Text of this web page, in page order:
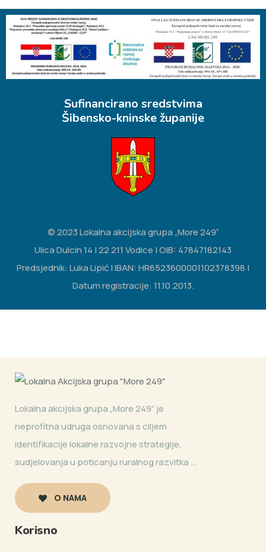
Sufinancirano sredstvima
Šibensko-kninske županije
© 2023 Lokalna akcijska grupa „More 249“
Ulica Dulcin 14 | 22 211 Vodice | OIB: 47847182143
Predsjednik: Luka Lipić | IBAN: HR6523600001102378398 |
Datum registracije: 11.10.2013.
Lokalna akcijska grupa „More 249” je
neprofitna udruga osnovana s ciljem
identifikacije lokalne razvojne strategije,
sudjelovanja u poticanju ruralnog razvitka ...
O NAMA
Korisno